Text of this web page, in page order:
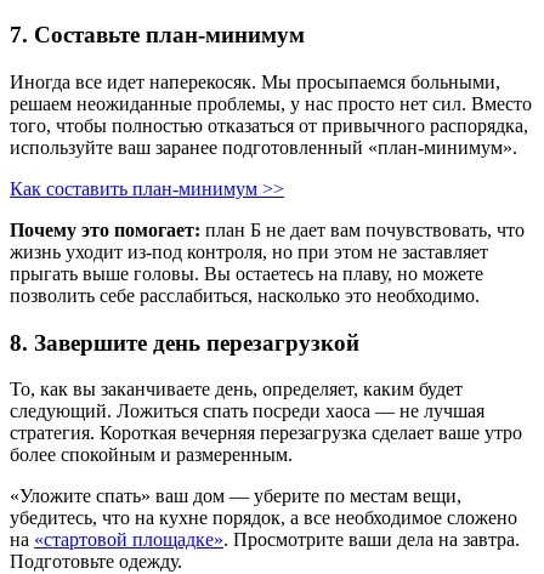
7. Составьте план-минимум
Иногда все идет наперекосяк. Мы просыпаемся больными,
решаем неожиданные проблемы, у нас просто нет сил. Вместо
того, чтобы полностью отказаться от привычного распорядка,
используйте ваш заранее подготовленный «план-минимум».
Как составить план-минимум >>
Почему это помогает: план Б не дает вам почувствовать, что
жизнь уходит из-под контроля, но при этом не заставляет
прыгать выше головы. Вы остаетесь на плаву, но можете
позволить себе расслабиться, насколько это необходимо.
8. Завершите день перезагрузкой
То, как вы заканчиваете день, определяет, каким будет
следующий. Ложиться спать посреди хаоса — не лучшая
стратегия. Короткая вечерняя перезагрузка сделает ваше утро
более спокойным и размеренным.
«Уложите спать» ваш дом — уберите по местам вещи,
убедитесь, что на кухне порядок, а все необходимое сложено
на «стартовой площадке». Просмотрите ваши дела на завтра.
Подготовьте одежду.